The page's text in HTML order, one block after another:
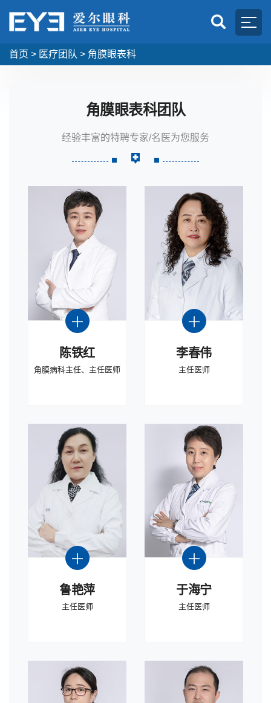
首页 > 医疗团队 > 角膜眼表科
角膜眼表科团队
经验丰富的特聘专家/名医为您服务
陈铁红
角膜病科主任、主任医师
李春伟
主任医师
鲁艳萍
主任医师
于海宁
主任医师